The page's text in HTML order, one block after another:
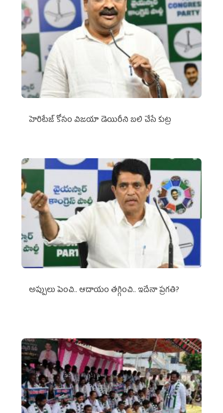
హెరిటేజ్ కోసం విజయా డెయిరీని బలి చేసే కుట్ర‌
అప్పులు పెంచి.. ఆదాయం తగ్గించి.. ఇదేనా ప్రగతి?